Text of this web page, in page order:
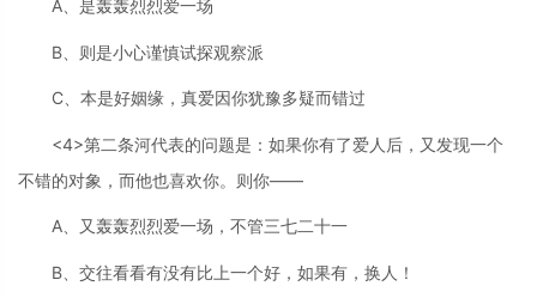
A、是轰轰烈烈爱一场
B、则是小心谨慎试探观察派
C、本是好姻缘，真爱因你犹豫多疑而错过
<4>第二条河代表的问题是：如果你有了爱人后，又发现一个
不错的对象，而他也喜欢你。则你——
A、又轰轰烈烈爱一场，不管三七二十一
B、交往看看有没有比上一个好，如果有，换人！